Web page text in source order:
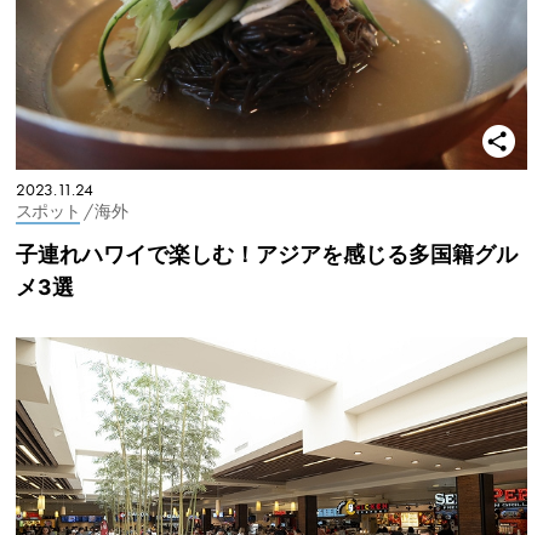
2023.11.24
スポット / 海外
子連れハワイで楽しむ！アジアを感じる多国籍グル
メ3選